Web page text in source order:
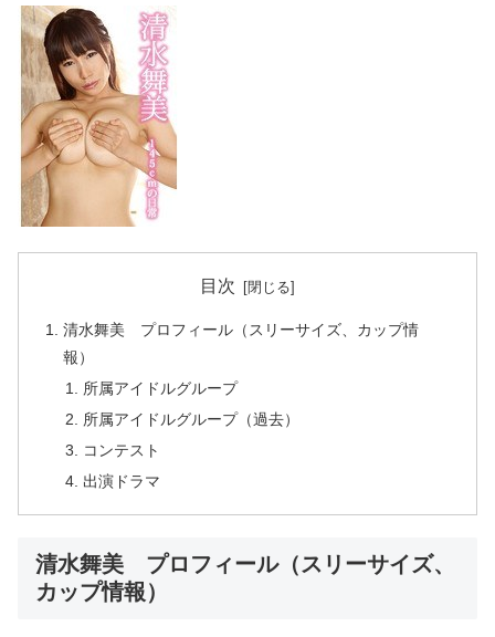
目次
清水舞美 プロフィール（スリーサイズ、カップ情
報）
所属アイドルグループ
所属アイドルグループ（過去）
コンテスト
出演ドラマ
清水舞美 プロフィール（スリーサイズ、
カップ情報）